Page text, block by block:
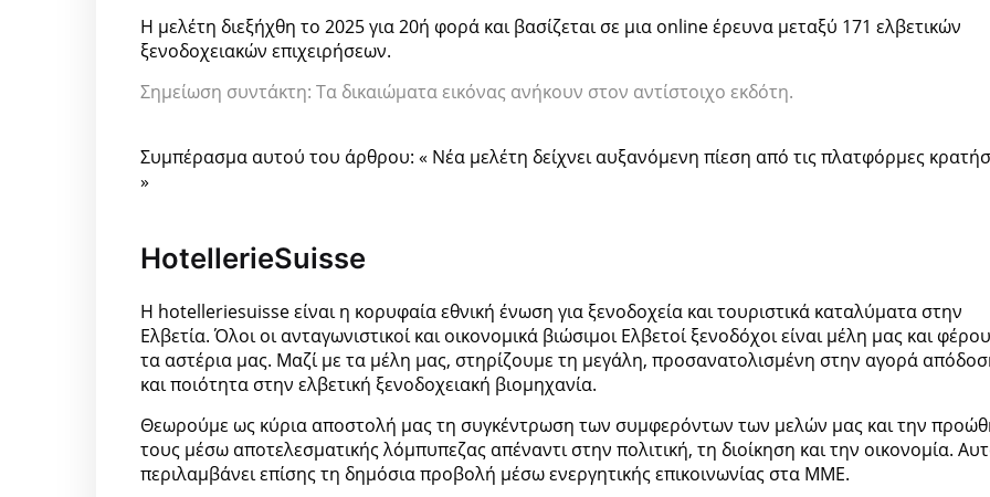
Η μελέτη διεξήχθη το 2025 για 20ή φορά και βασίζεται σε μια online έρευνα μεταξύ 171 ελβετικών
ξενοδοχειακών επιχειρήσεων.
Σημείωση συντάκτη: Τα δικαιώματα εικόνας ανήκουν στον αντίστοιχο εκδότη.
Συμπέρασμα αυτού του άρθρου: « Νέα μελέτη δείχνει αυξανόμενη πίεση από τις πλατφόρμες
»
HotellerieSuisse
Η hotelleriesuisse είναι η κορυφαία εθνική ένωση για ξενοδοχεία και τουριστικά καταλύματα στην
Ελβετία. Όλοι οι ανταγωνιστικοί και οικονομικά βιώσιμοι Ελβετοί ξενοδόχοι είναι μέλη μας και
τα αστέρια μας. Μαζί με τα μέλη μας, στηρίζουμε τη μεγάλη, προσανατολισμένη στην αγορά
και ποιότητα στην ελβετική ξενοδοχειακή βιομηχανία.
Θεωρούμε ως κύρια αποστολή μας τη συγκέντρωση των συμφερόντων των μελών μας και την
τους μέσω αποτελεσματικής λόμπυπεζας απέναντι στην πολιτική, τη διοίκηση και την οικονομία.
περιλαμβάνει επίσης τη δημόσια προβολή μέσω ενεργητικής επικοινωνίας στα ΜΜΕ.